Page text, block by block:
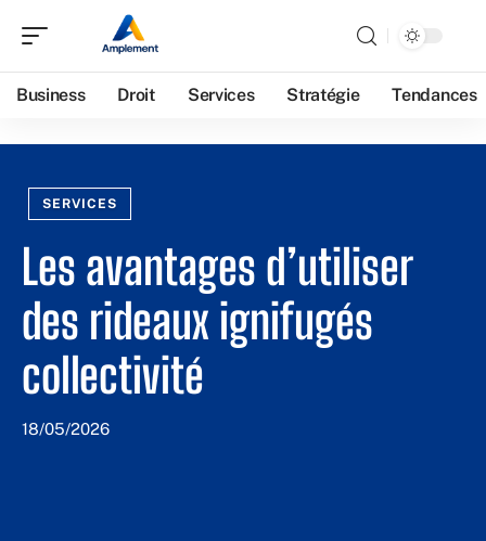
Business Droit Services Stratégie Tendances
SERVICES
Les avantages d’utiliser
des rideaux ignifugés
collectivité
18/05/2026